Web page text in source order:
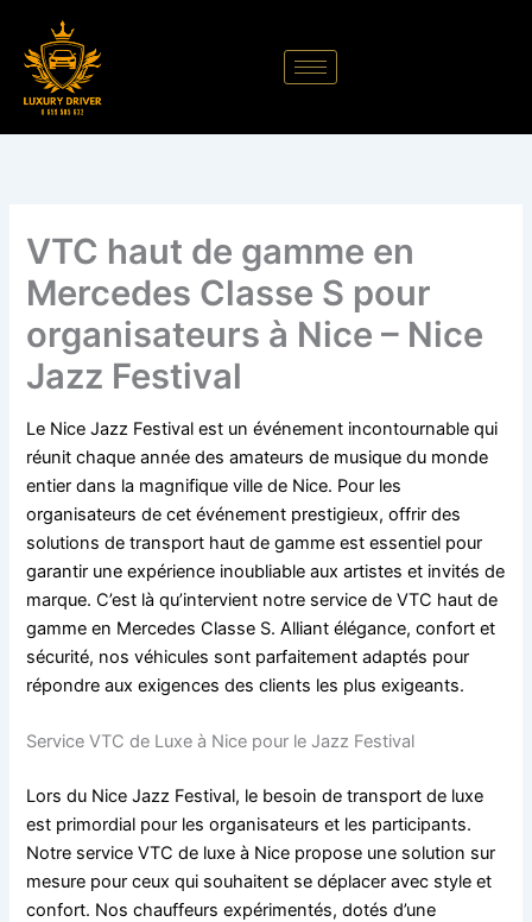
contenu
VTC haut de gamme en
Mercedes Classe S pour
organisateurs à Nice – Nice
Jazz Festival
Le Nice Jazz Festival est un événement incontournable qui
réunit chaque année des amateurs de musique du monde
entier dans la magnifique ville de Nice. Pour les
organisateurs de cet événement prestigieux, offrir des
solutions de transport haut de gamme est essentiel pour
garantir une expérience inoubliable aux artistes et invités de
marque. C’est là qu’intervient notre service de VTC haut de
gamme en Mercedes Classe S. Alliant élégance, confort et
sécurité, nos véhicules sont parfaitement adaptés pour
répondre aux exigences des clients les plus exigeants.
Service VTC de Luxe à Nice pour le Jazz Festival
Lors du Nice Jazz Festival, le besoin de transport de luxe
est primordial pour les organisateurs et les participants.
Notre service VTC de luxe à Nice propose une solution sur
mesure pour ceux qui souhaitent se déplacer avec style et
confort. Nos chauffeurs expérimentés, dotés d’une